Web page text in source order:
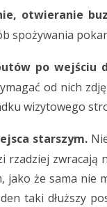
otwieranie
spożywania
po wejściu
od nich
wizytowego
starszym.
rzadziej zwracają
jako że sama nie
taki dłuższy